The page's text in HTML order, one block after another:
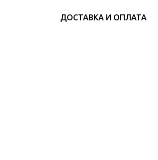
ДОСТАВКА И ОПЛАТА